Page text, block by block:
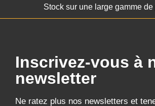
Stock sur une large gamme de
Inscrivez-vous à
newsletter
Ne ratez plus nos newsletters et